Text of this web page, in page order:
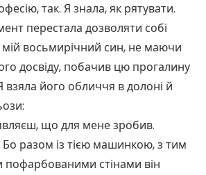
так. Я знала, як рятувати.
перестала дозволяти собі
мій восьмирічний син, не маючи
досвіду, побачив цю прогалину
взяла його обличчя в долоні й
що для мене зробив.
Бо разом із тією машинкою, з тим
пофарбованими стінами він